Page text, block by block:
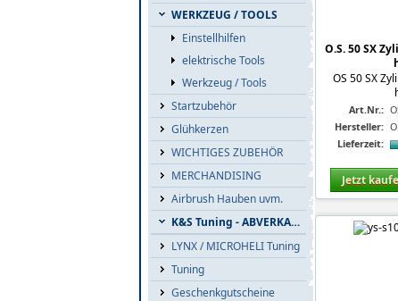
WERKZEUG / TOOLS
Einstellhilfen
elektrische Tools
Werkzeug / Tools
Startzubehör
Glühkerzen
WICHTIGES ZUBEHÖR
MERCHANDISING
Airbrush Hauben uvm.
K&S Tuning - ABVERKAUF
LYNX / MICROHELI Tuning
Tuning
Geschenkgutscheine
O.S. 50 SX
OS 50 SX
Art.Nr.:
Hersteller:
Lieferzeit:
Jetzt